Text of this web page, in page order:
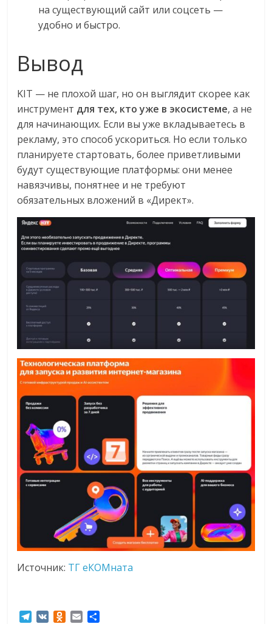
на существующий сайт или соцсеть —
удобно и быстро.
Вывод
KIT — не плохой шаг, но он выглядит скорее как
инструмент для тех, кто уже в экосистеме, а не
для начинающих. Если вы уже вкладываетесь в
рекламу, это способ ускориться. Но если только
планируете стартовать, более приветливыми
будут существующие платформы: они менее
навязчивы, понятнее и не требуют
обязательных вложений в «Директ».
Источник: ТГ еКОМната
T
O